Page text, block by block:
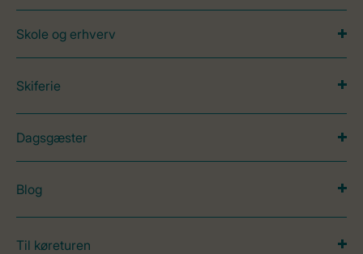
Skole og erhverv
Skiferie
Dagsgæster
Blog
Til køreturen